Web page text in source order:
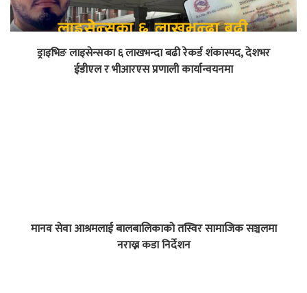
ड्राइभिङ लाइसेन्सका ६ लाखभन्दा बढी रेकर्ड शंकास्पद, देशभर
ईडीएल र भीआरएस प्रणाली कार्यान्वयनमा
मानव सेवा आश्रमलाई बालबालिकाको तस्विर सामाजिक सञ्चलमा
नराख्न कडा निर्देशन